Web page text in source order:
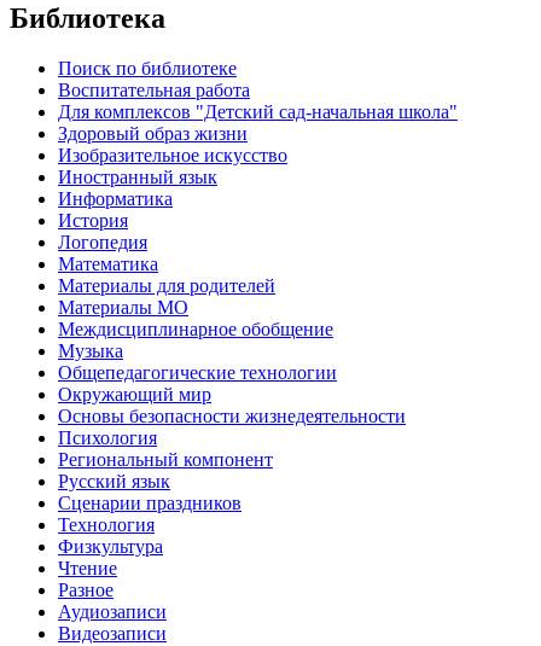
Библиотека
Поиск по библиотеке
Воспитательная работа
Для комплексов "Детский сад-начальная школа"
Здоровый образ жизни
Изобразительное искусство
Иностранный язык
Информатика
История
Логопедия
Математика
Материалы для родителей
Материалы МО
Междисциплинарное обобщение
Музыка
Общепедагогические технологии
Окружающий мир
Основы безопасности жизнедеятельности
Психология
Региональный компонент
Русский язык
Сценарии праздников
Технология
Физкультура
Чтение
Разное
Аудиозаписи
Видеозаписи